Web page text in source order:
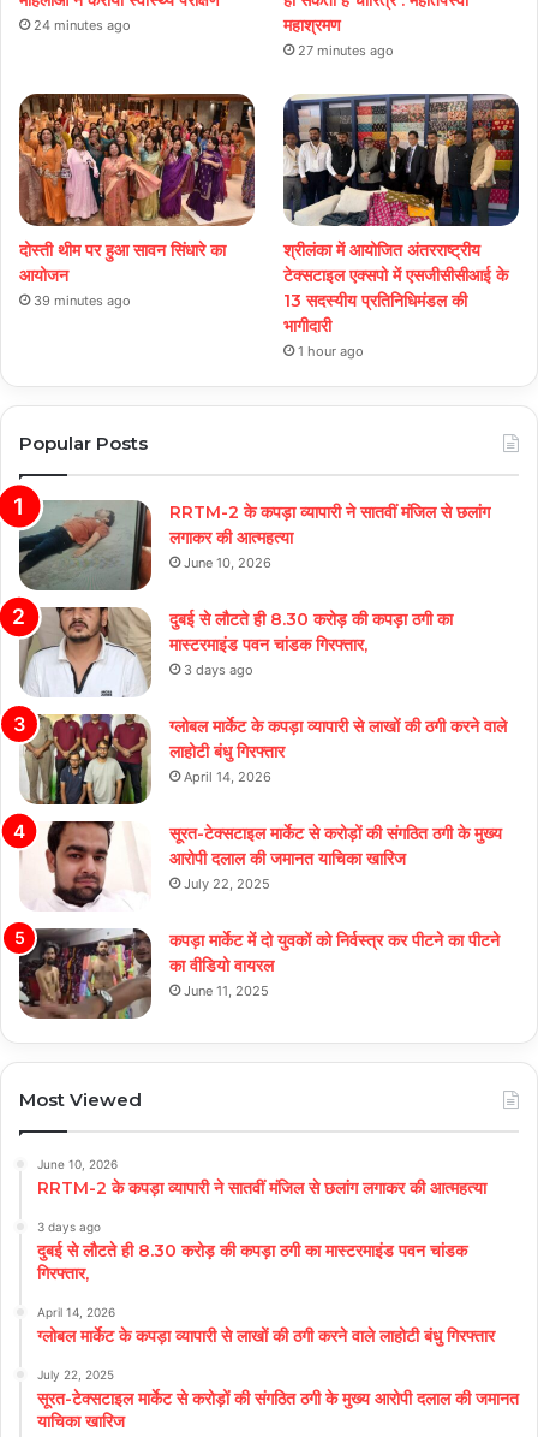
24 minutes ago
महाश्रमण
27 minutes ago
दोस्ती थीम पर हुआ सावन सिंधारे का
आयोजन
39 minutes ago
श्रीलंका में आयोजित अंतरराष्ट्रीय
टेक्सटाइल एक्सपो में एसजीसीसीआई के
13 सदस्यीय प्रतिनिधिमंडल की
भागीदारी
1 hour ago
Popular Posts
RRTM-2 के कपड़ा व्यापारी ने सातवीं मंजिल से छलांग
लगाकर की आत्महत्या
June 10, 2026
दुबई से लौटते ही 8.30 करोड़ की कपड़ा ठगी का
मास्टरमाइंड पवन चांडक गिरफ्तार,
3 days ago
ग्लोबल मार्केट के कपड़ा व्यापारी से लाखों की ठगी करने वाले
लाहोटी बंधु गिरफ्तार
April 14, 2026
सूरत-टेक्सटाइल मार्केट से करोड़ों की संगठित ठगी के मुख्य
आरोपी दलाल की जमानत याचिका खारिज
July 22, 2025
कपड़ा मार्केट में दो युवकों को निर्वस्त्र कर पीटने का पीटने
का वीडियो वायरल
June 11, 2025
Most Viewed
June 10, 2026
RRTM-2 के कपड़ा व्यापारी ने सातवीं मंजिल से छलांग लगाकर की आत्महत्या
3 days ago
दुबई से लौटते ही 8.30 करोड़ की कपड़ा ठगी का मास्टरमाइंड पवन चांडक
गिरफ्तार,
April 14, 2026
ग्लोबल मार्केट के कपड़ा व्यापारी से लाखों की ठगी करने वाले लाहोटी बंधु गिरफ्तार
July 22, 2025
सूरत-टेक्सटाइल मार्केट से करोड़ों की संगठित ठगी के मुख्य आरोपी दलाल की जमानत
याचिका खारिज